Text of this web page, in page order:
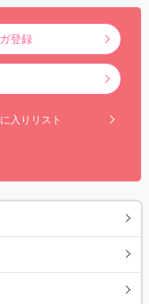
登録
入りリスト